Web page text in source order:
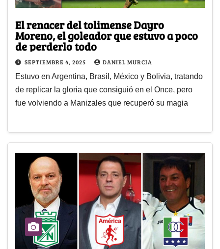
El renacer del tolimense Dayro
Moreno, el goleador que estuvo a poco
de perderlo todo
SEPTIEMBRE 4, 2025 DANIEL MURCIA
Estuvo en Argentina, Brasil, México y Bolivia, tratando
de replicar la gloria que consiguió en el Once, pero
fue volviendo a Manizales que recuperó su magia